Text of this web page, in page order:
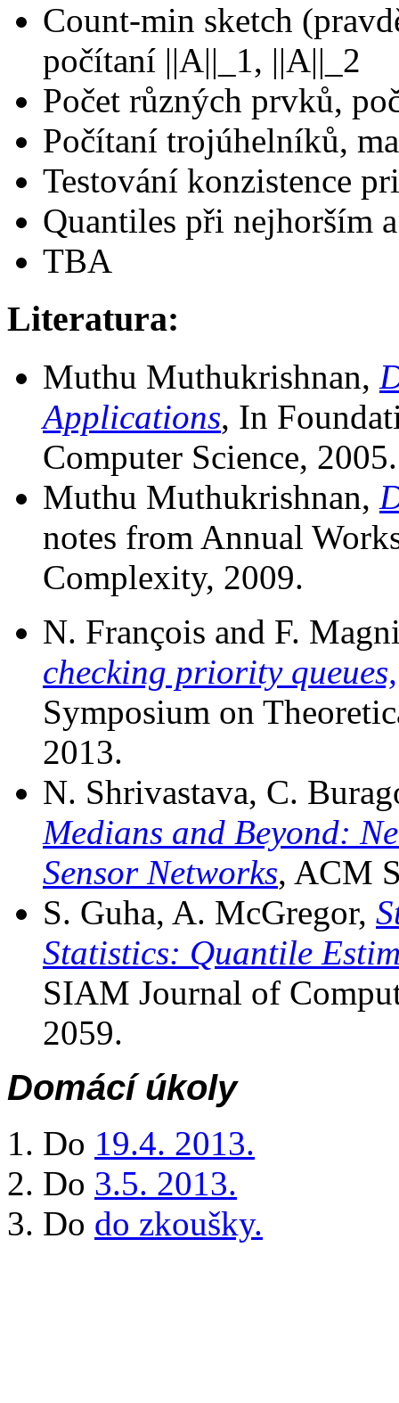
Count-min sketch
počítaní ||A||_1, ||A||_2
Počet různých prvků,
Počítaní trojúhelníků,
Testování konzistence
Quantiles při nejhorším
TBA
Literatura:
Muthu Muthukrishnan,
Applications, In
Computer Science, 2005.
Muthu Muthukrishnan,
notes from Annual
Complexity, 2009.
N. François and F.
checking priority queues,
Symposium on
2013.
N. Shrivastava, C.
Medians and Beyond:
Sensor Networks, ACM
S. Guha, A. McGregor,
Statistics: Quantile
SIAM Journal of
2059.
Domácí úkoly
Do 19.4. 2013.
Do 3.5. 2013.
Do do zkoušky.